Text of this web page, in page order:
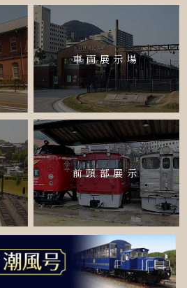
車両展示場
前頭部展示